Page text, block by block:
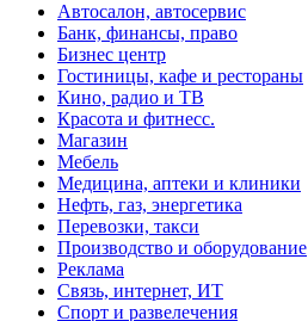
Автосалон, автосервис
Банк, финансы, право
Бизнес центр
Гостиницы, кафе и рестораны
Кино, радио и ТВ
Красота и фитнесс.
Магазин
Мебель
Медицина, аптеки и клиники
Нефть, газ, энергетика
Перевозки, такси
Производство и оборудование
Реклама
Связь, интернет, ИТ
Спорт и развелечения